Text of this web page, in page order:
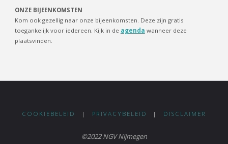
ONZE BIJEENKOMSTEN
Kom ook gezellig naar onze bijeenkomsten. Deze zijn gratis
toegankelijk voor iedereen. Kijk in de agenda wanneer deze
plaatsvinden.
COOKIEBELEID | PRIVACYBELEID | DISCLAIMER
©2022 NGV Nijmegen